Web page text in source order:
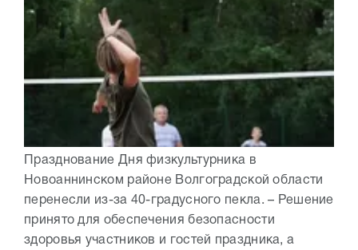
Празднование Дня физкультурника в
Новоаннинском районе Волгоградской области
перенесли из-за 40-градусного пекла. – Решение
принято для обеспечения безопасности
здоровья участников и гостей праздника, а